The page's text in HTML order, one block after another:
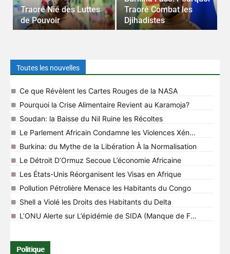
Traoré Nie des Luttes
de Pouvoir
Traoré Combat les
Djihadistes
Toutes les nouvelles
Ce que Révèlent les Cartes Rouges de la NASA
Pourquoi la Crise Alimentaire Revient au Karamoja?
Soudan: la Baisse du Nil Ruine les Récoltes
Le Parlement Africain Condamne les Violences Xénophobes
Burkina: du Mythe de la Libération À la Normalisation
Le Détroit D’Ormuz Secoue L’économie Africaine
Les États-Unis Réorganisent les Visas en Afrique
Pollution Pétrolière Menace les Habitants du Congo
Shell a Violé les Droits des Habitants du Delta
L’ONU Alerte sur L’épidémie de SIDA (Manque de Fonds)
Politique